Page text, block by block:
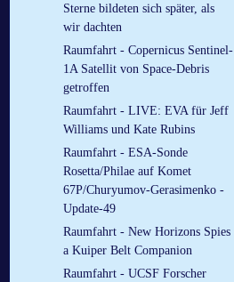
Sterne bildeten sich später, als
wir dachten
Raumfahrt - Copernicus Sentinel-
1A Satellit von Space-Debris
getroffen
Raumfahrt - LIVE: EVA für Jeff
Williams und Kate Rubins
Raumfahrt - ESA-Sonde
Rosetta/Philae auf Komet
67P/Churyumov-Gerasimenko -
Update-49
Raumfahrt - New Horizons Spies
a Kuiper Belt Companion
Raumfahrt - UCSF Forscher